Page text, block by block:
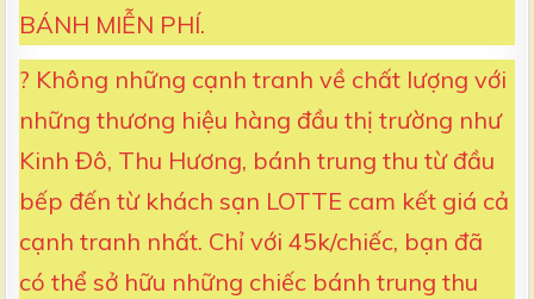
BÁNH MIỄN PHÍ.
? Không những cạnh tranh về chất lượng với
những thương hiệu hàng đầu thị trường như
Kinh Đô, Thu Hương, bánh trung thu từ đầu
bếp đến từ khách sạn LOTTE cam kết giá cả
cạnh tranh nhất. Chỉ với 45k/chiếc, bạn đã
có thể sở hữu những chiếc bánh trung thu